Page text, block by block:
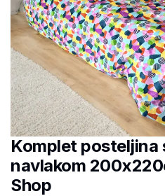
Komplet posteljina
navlakom
Shop